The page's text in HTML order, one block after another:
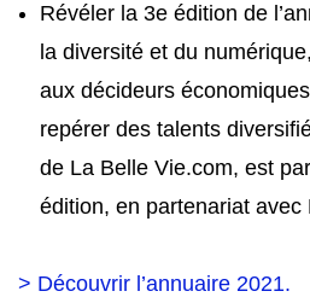
Révéler la 3e édition de
la diversité et du
aux décideurs
repérer des talents
de La Belle Vie.com, est
édition, en partenariat avec
> Découvrir l’annuaire 2021.